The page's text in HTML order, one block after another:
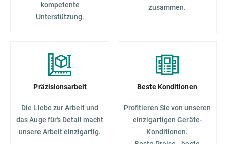
kompetente
Unterstützung.
zusammen.
Präzisionsarbeit
Die Liebe zur Arbeit und
das Auge für's Detail macht
unsere Arbeit einzigartig.
Beste Konditionen
Profitieren Sie von unseren
einzigartigen Geräte-
Konditionen.